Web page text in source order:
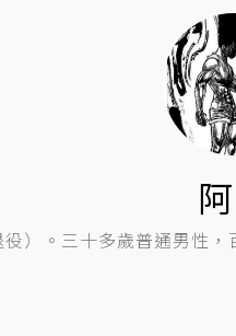
）。三十多歲普通男性，